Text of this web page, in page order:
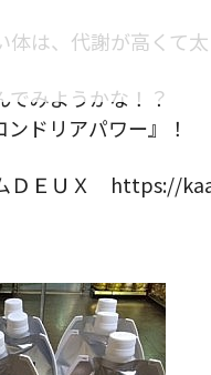
体は、代謝が高くて
でみようかな！？
ドリアパワー』！
ＤＥＵＸ https://